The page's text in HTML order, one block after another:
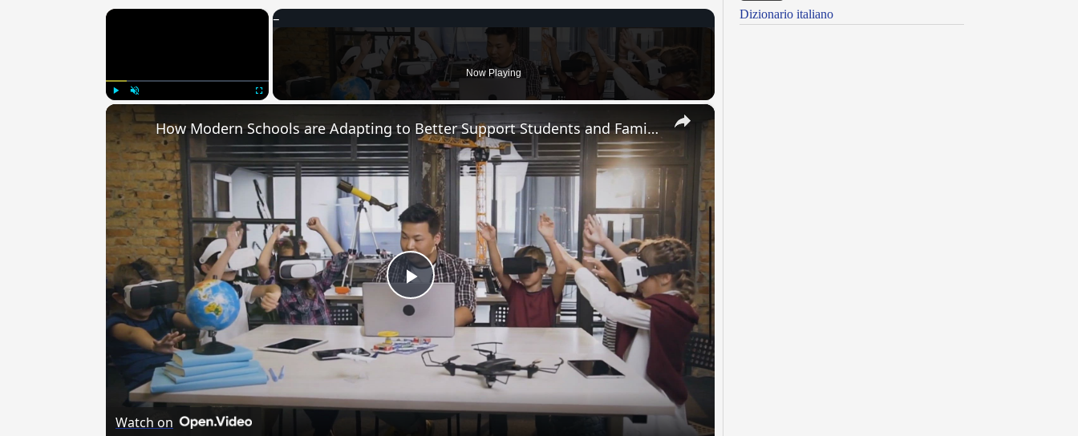
×
Now Playing
×
Play
Video
How Modern Schools are Adapting to Better Support Students and Families
Watch on
Dizionario italiano